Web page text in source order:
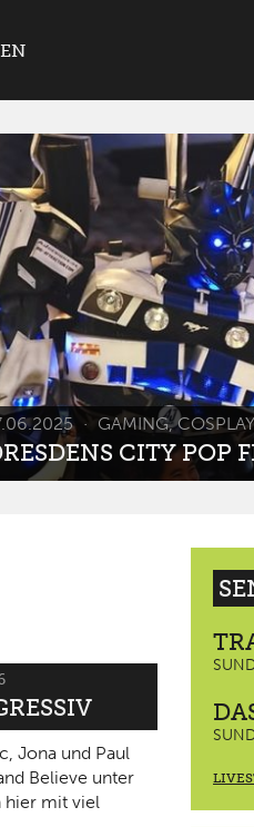
GAMING,
CITY POP
Jona und Paul
Believe unter
hier mit viel